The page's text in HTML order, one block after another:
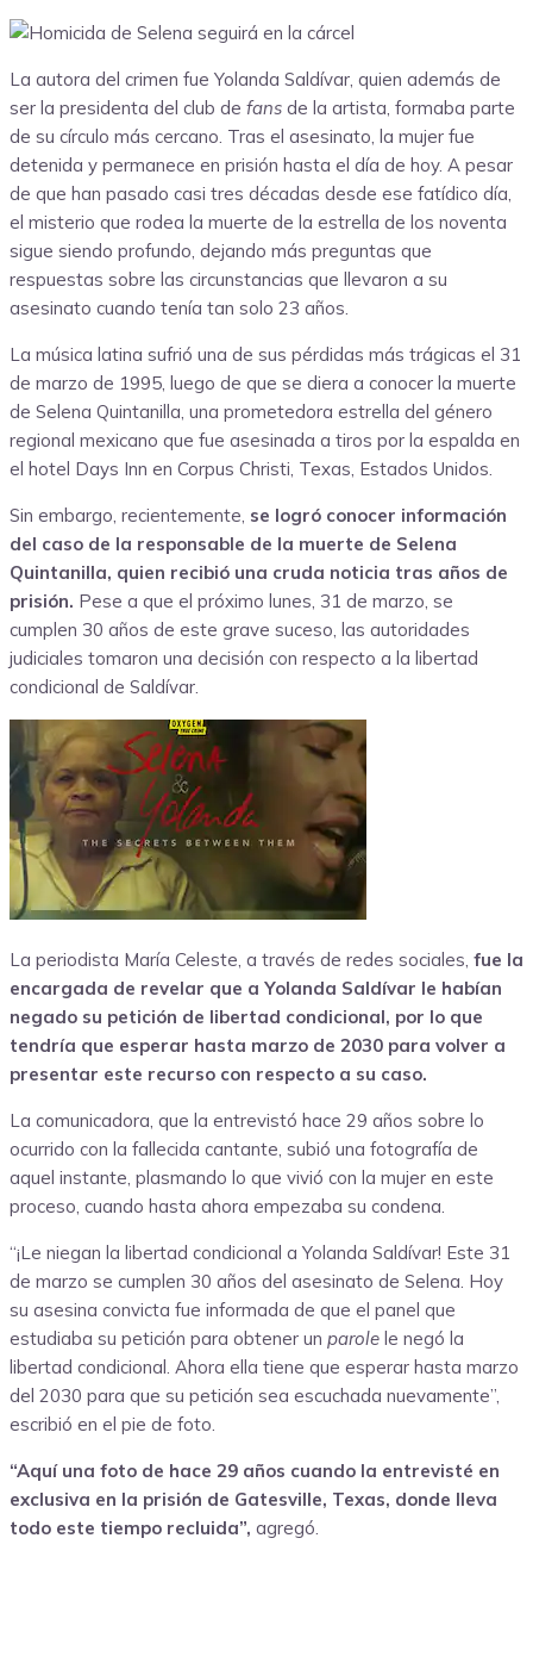
La autora del crimen fue Yolanda Saldívar, quien además de
ser la presidenta del club de fans de la artista, formaba parte
de su círculo más cercano. Tras el asesinato, la mujer fue
detenida y permanece en prisión hasta el día de hoy. A pesar
de que han pasado casi tres décadas desde ese fatídico día,
el misterio que rodea la muerte de la estrella de los noventa
sigue siendo profundo, dejando más preguntas que
respuestas sobre las circunstancias que llevaron a su
asesinato cuando tenía tan solo 23 años.
La música latina sufrió una de sus pérdidas más trágicas el 31
de marzo de 1995, luego de que se diera a conocer la muerte
de Selena Quintanilla, una prometedora estrella del género
regional mexicano que fue asesinada a tiros por la espalda en
el hotel Days Inn en Corpus Christi, Texas, Estados Unidos.
Sin embargo, recientemente, se logró conocer información
del caso de la responsable de la muerte de Selena
Quintanilla, quien recibió una cruda noticia tras años de
prisión. Pese a que el próximo lunes, 31 de marzo, se
cumplen 30 años de este grave suceso, las autoridades
judiciales tomaron una decisión con respecto a la libertad
condicional de Saldívar.
La periodista María Celeste, a través de redes sociales, fue la
encargada de revelar que a Yolanda Saldívar le habían
negado su petición de libertad condicional, por lo que
tendría que esperar hasta marzo de 2030 para volver a
presentar este recurso con respecto a su caso.
La comunicadora, que la entrevistó hace 29 años sobre lo
ocurrido con la fallecida cantante, subió una fotografía de
aquel instante, plasmando lo que vivió con la mujer en este
proceso, cuando hasta ahora empezaba su condena.
“¡Le niegan la libertad condicional a Yolanda Saldívar! Este 31
de marzo se cumplen 30 años del asesinato de Selena. Hoy
su asesina convicta fue informada de que el panel que
estudiaba su petición para obtener un parole le negó la
libertad condicional. Ahora ella tiene que esperar hasta marzo
del 2030 para que su petición sea escuchada nuevamente”,
escribió en el pie de foto.
“Aquí una foto de hace 29 años cuando la entrevisté en
exclusiva en la prisión de Gatesville, Texas, donde lleva
todo este tiempo recluida”, agregó.